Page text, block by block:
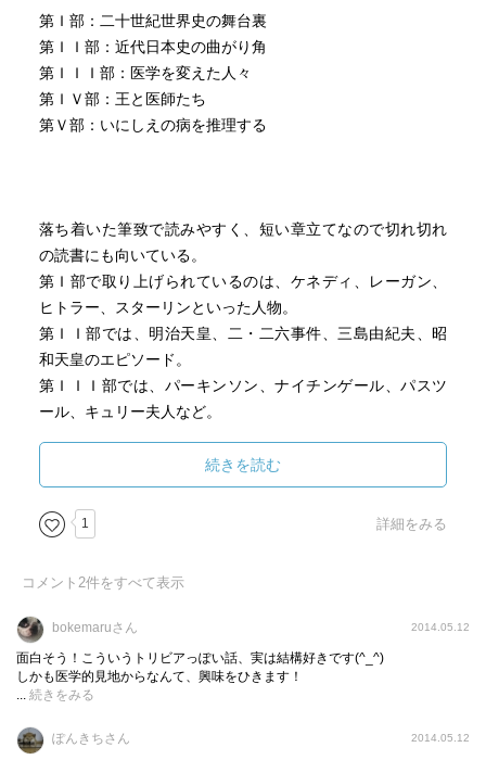
第Ｉ部：二十世紀世界史の舞台裏
第ＩＩ部：近代日本史の曲がり角
第ＩＩＩ部：医学を変えた人々
第ＩＶ部：王と医師たち
第Ｖ部：いにしえの病を推理する
落ち着いた筆致で読みやすく、短い章立てなので切れ切れ
の読書にも向いている。
第Ｉ部で取り上げられているのは、ケネディ、レーガン、
ヒトラー、スターリンといった人物。
第ＩＩ部では、明治天皇、二・二六事件、三島由紀夫、昭
和天皇のエピソード。
第ＩＩＩ部では、パーキンソン、ナイチンゲール、パスツ
ール、キュリー夫人など。
第Ｖ部では、ツタンカーメン、倭建命、源頼朝、ジャンヌ
ダルク、ハプスブルク王朝の病について。
個人的におもしろかったエピソードをいくつか挙げる。
われるヒトラーは、あるとき、爆発の衝撃を受けた後、症
状の軽快を示している。こういった大事件をきっかけにパ
ーキンソン病患者の症状が軽快する現象は医学的にも知ら
れているのだそうである。
・パーキンソンは、パーキンソン病だけでなく、恐竜の名
竜に最初に「○○サウルス」とつけたのはパーキンソンだっ
続きを読む
1 詳細をみる
コメント 2件をすべて表示
bokemaruさん 2014.05.12
面白そう！こういうトリビアっぽい話、実は結構好きです(^_^)
しかも医学的見地からなんて、興味をひきます！
... 続きをみる
ぽんきちさん 2014.05.12